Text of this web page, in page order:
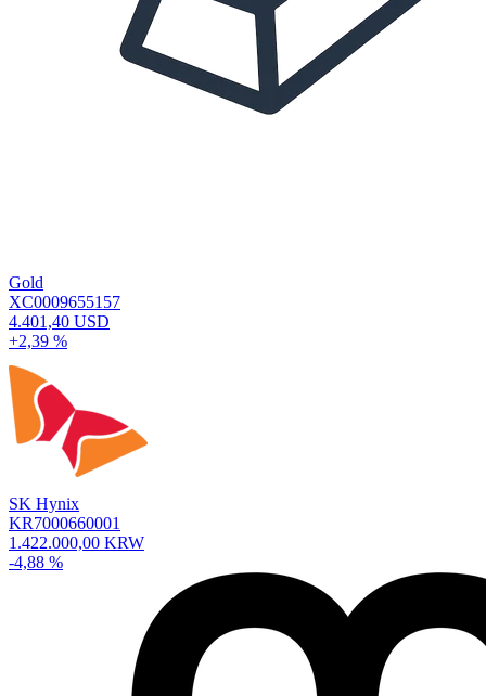
Gold
XC0009655157
4.401,40 USD
+2,39 %
SK Hynix
KR7000660001
1.422.000,00 KRW
-4,88 %